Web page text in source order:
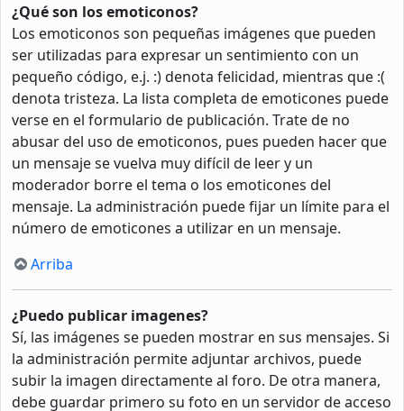
¿Qué son los emoticonos?
Los emoticonos son pequeñas imágenes que pueden
ser utilizadas para expresar un sentimiento con un
pequeño código, e.j. :) denota felicidad, mientras que :(
denota tristeza. La lista completa de emoticones puede
verse en el formulario de publicación. Trate de no
abusar del uso de emoticonos, pues pueden hacer que
un mensaje se vuelva muy difícil de leer y un
moderador borre el tema o los emoticones del
mensaje. La administración puede fijar un límite para el
número de emoticones a utilizar en un mensaje.
Arriba
¿Puedo publicar imagenes?
Sí, las imágenes se pueden mostrar en sus mensajes. Si
la administración permite adjuntar archivos, puede
subir la imagen directamente al foro. De otra manera,
debe guardar primero su foto en un servidor de acceso